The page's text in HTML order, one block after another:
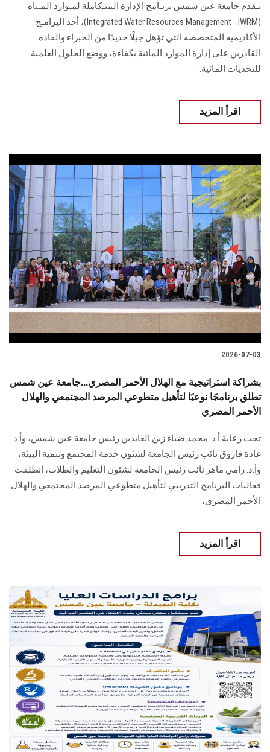
تـقدم جامعة عين شمس برنـامج الإدارة المتـكاملة لمـوارد المـياه
(Integrated Water Resources Management - IWRM)، أحد البرامـج
الأكاديمية المتخصصة التي تؤهل جيلًا جديدًا من الخبراء والقادة
القادرين على إدارة الموارد المائية بكفاءة، ووضع الحلول العلمية
للتحديات المائية.
اقرأ المزيد
2026-07-03
بشراكة استراتيجية مع الهلال الأحمر المصري...جامعة عين شمس
تطلق برنامجًا نوعيًا لتأهيل متطوعي المرصد المجتمعي والهلال
الأحمر المصري
تحت رعاية أ.د. محمد ضياء زين العابدين رئيس جامعة عين شمس، وأ.د.
غادة فاروق نائب رئيس الجامعة لشئون خدمة المجتمع وتنمية البيئة،
وأ.د. رامي ماهر نائب رئيس الجامعة لشئون التعليم والطلاب، انطلقت
فعاليات البرنامج التدريبي لتأهيل متطوعي المرصد المجتمعي والهلال
الأحمر المصري،
اقرأ المزيد